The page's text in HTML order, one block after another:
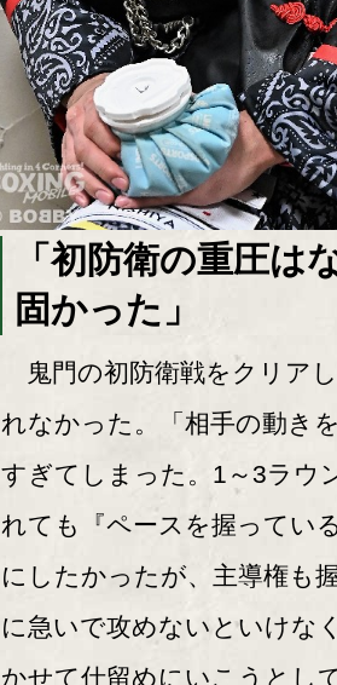
「初防衛の重圧は
固かった」
鬼門の初防衛戦をクリア
れなかった。「相手の動き
すぎてしまった。1～3ラウ
れても『ペースを握ってい
にしたかったが、主導権も
に急いで攻めないといけな
かせて仕留めにいこうとし